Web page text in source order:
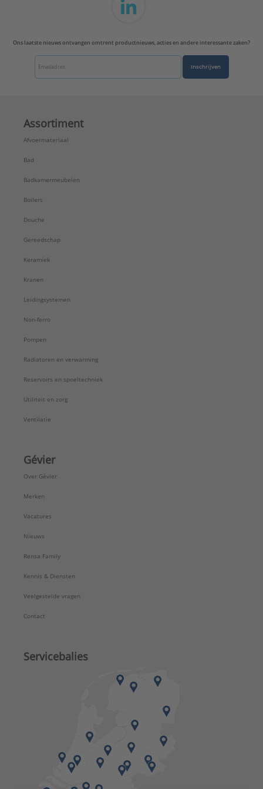
Ons laatste nieuws ontvangen omtrent productnieuws, acties en andere interessante zaken?
Inschrijven
Assortiment
Afvoermateriaal
Bad
Badkamermeubelen
Boilers
Douche
Gereedschap
Keramiek
Kranen
Leidingsystemen
Non-ferro
Pompen
Radiatoren en verwarming
Reservoirs en spoeltechniek
Utiliteit en zorg
Ventilatie
Gévier
Over Gévier
Merken
Vacatures
Nieuws
Rensa Family
Kennis & Diensten
Veelgestelde vragen
Contact
Servicebalies